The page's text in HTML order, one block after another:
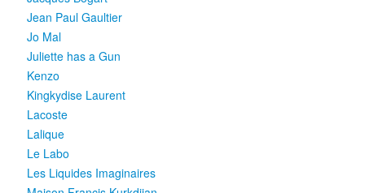
Jean Paul Gaultier
Jo Mal
Juliette has a Gun
Kenzo
Kingkydise Laurent
Lacoste
Lalique
Le Labo
Les Liquides Imaginaires